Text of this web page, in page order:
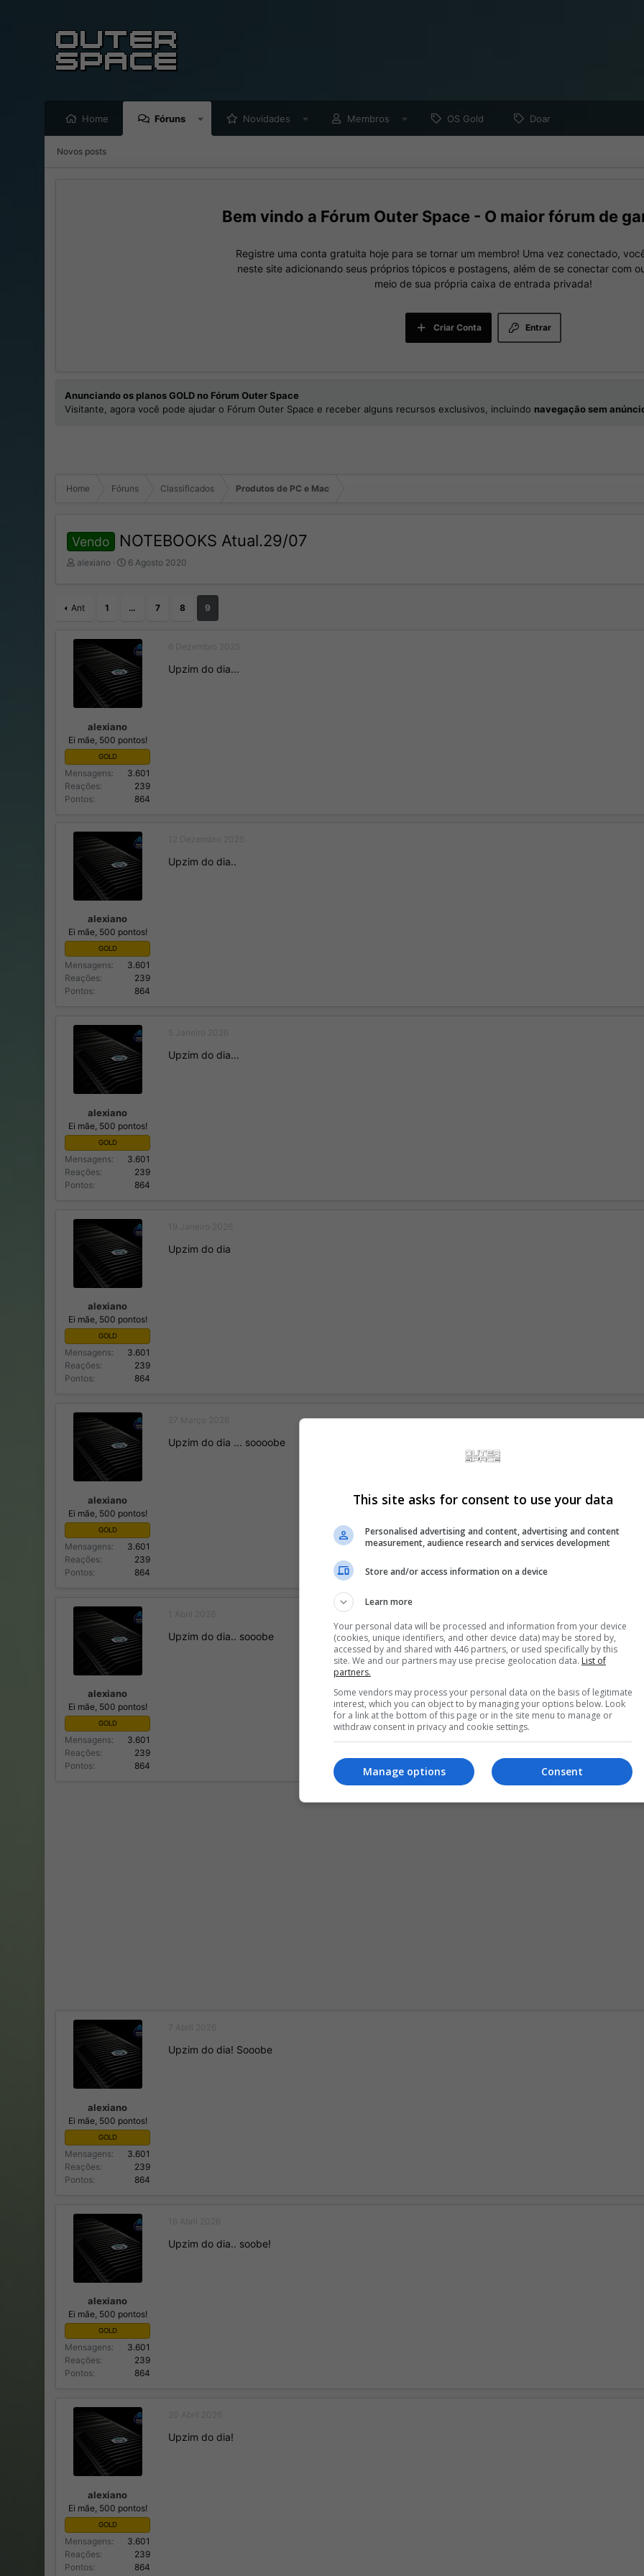
Home Fóruns Novidades Membros OS Gold Doar
Novos posts
Fórum Outer Space - O maior fórum de
Registre uma conta gratuita hoje para se tornar um membro! Uma vez conectado,
neste site adicionando seus próprios tópicos e postagens, além de se conectar com
meio de sua própria caixa de entrada privada!
Entrar
Criar Conta
Anunciando os planos GOLD no Fórum Outer Space
Visitante, agora você pode ajudar o Fórum Outer Space e receber alguns recursos exclusivos, incluindo navegação sem
Home Fóruns Classificados Produtos de PC e Mac
Vendo NOTEBOOKS Atual.29/07
I
i
d
o
alexiano
D
d
I
í
c
i
6 Agosto 2020
Ant 1 … 7 8 9
alexiano
Ei mãe, 500 pontos!
GOLD
Mensagens
3.601
Reações
239
Pontos
864
Upzim do dia...
alexiano
Ei mãe, 500 pontos!
GOLD
Mensagens
3.601
Reações
239
Pontos
864
Upzim do dia..
alexiano
Ei mãe, 500 pontos!
GOLD
Mensagens
3.601
Reações
239
Pontos
864
Upzim do dia...
alexiano
Ei mãe, 500 pontos!
GOLD
Mensagens
3.601
Reações
239
Pontos
864
Upzim do dia
alexiano
Ei mãe, 500 pontos!
GOLD
Mensagens
3.601
Reações
239
Pontos
864
Upzim do dia ... soooobe
alexiano
Ei mãe, 500 pontos!
GOLD
Mensagens
3.601
Reações
239
Pontos
864
Upzim do dia.. sooobe
alexiano
Ei mãe, 500 pontos!
GOLD
Mensagens
3.601
Reações
239
Pontos
864
Upzim do dia! Sooobe
alexiano
Ei mãe, 500 pontos!
GOLD
Mensagens
3.601
Reações
239
Pontos
864
Upzim do dia.. soobe!
alexiano
Ei mãe, 500 pontos!
GOLD
Mensagens
3.601
Reações
239
Pontos
864
Upzim do dia!
This site asks for consent to use your data
Personalised advertising and content, advertising and content
measurement, audience research and services development
Store and/or access information on a device
Learn more
Your personal data will be processed and information from your device
(cookies, unique identifiers, and other device data) may be stored by,
accessed by and shared with 446 partners, or used specifically by this
site. We and our partners may use precise geolocation data. List of
partners.
Some vendors may process your personal data on the basis of legitimate
interest, which you can object to by managing your options below. Look
for a link at the bottom of this page or in the site menu to manage or
withdraw consent in privacy and cookie settings.
Consent
Manage options